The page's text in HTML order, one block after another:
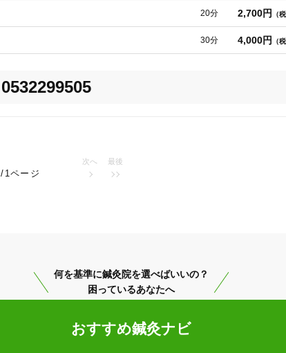
年期、自律神経失調症、朝起きれない起立性調節障害、めまい、突
。どのような病気、症状でも構いません。真摯に向き合い、お悩み
20分 2,700円 （
30分 4,000円 （
0532299505
/1ページ
次へ 最後
何を基準に鍼灸院を選べばいいの？
困っているあなたへ
おすすめ鍼灸ナビ